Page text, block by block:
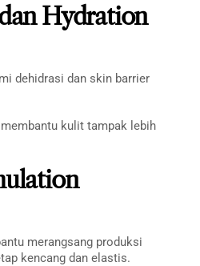
Hydration
dehidrasi dan skin barrier
kulit tampak lebih
merangsang produksi
kencang dan elastis.